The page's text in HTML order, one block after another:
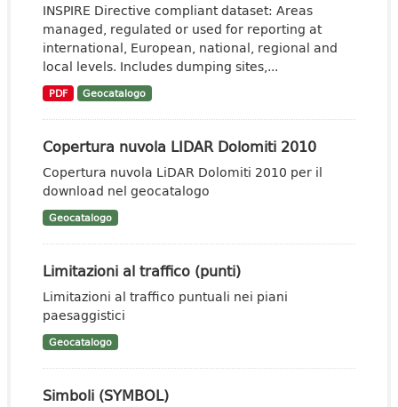
INSPIRE Directive compliant dataset: Areas
managed, regulated or used for reporting at
international, European, national, regional and
local levels. Includes dumping sites,...
PDF Geocatalogo
Copertura nuvola LIDAR Dolomiti 2010
Copertura nuvola LiDAR Dolomiti 2010 per il
download nel geocatalogo
Geocatalogo
Limitazioni al traffico (punti)
Limitazioni al traffico puntuali nei piani
paesaggistici
Geocatalogo
Simboli (SYMBOL)